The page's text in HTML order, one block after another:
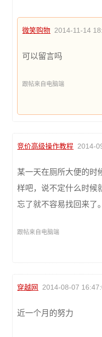
微笑购物 2014-11-14
可以留言吗
跟帖来自电脑端
竞价高级操作教程 2014-
某一天在厕所大便的时
样吧，说不定什么时候
忘了就不容易找回来了。
跟帖来自电脑端
穿越网 2014-08-07
近一个月的努力